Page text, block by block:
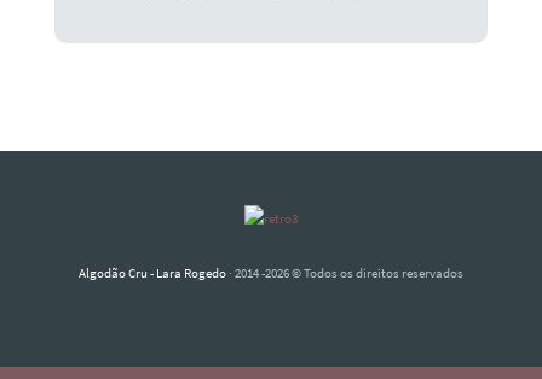
Algodão Cru - Lara Rogedo · 2014 -2026 © Todos os direitos reservados